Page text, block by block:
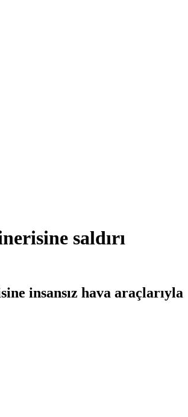
saldırı
insansız hava araçlarıyla